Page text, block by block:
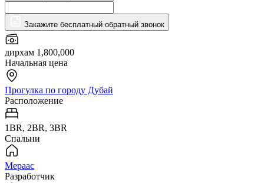
Закажите бесплатный обратный звонок
дирхам 1,800,000
Начальная цена
Прогулка по городу Дубай
Расположение
1BR, 2BR, 3BR
Спальни
Мераас
Разработчик